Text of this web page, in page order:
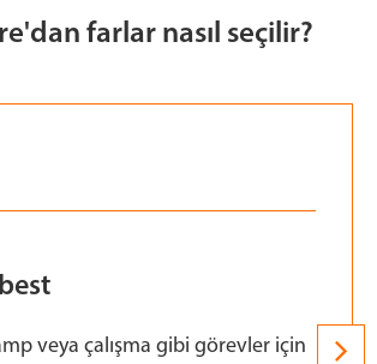
farlar nasıl seçilir?
veya çalışma gibi görevler için